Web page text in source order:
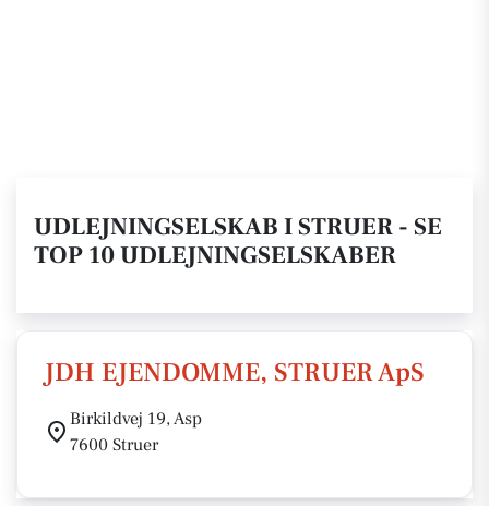
UDLEJNINGSELSKAB I STRUER - SE
TOP 10 UDLEJNINGSELSKABER
JDH EJENDOMME, STRUER ApS
Birkildvej 19, Asp
7600 Struer